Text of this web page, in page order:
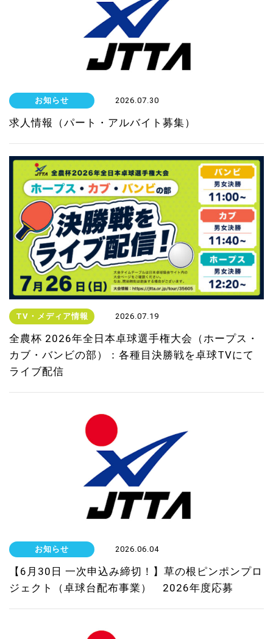
お知らせ 2026.07.30
求人情報（パート・アルバイト募集）
TV・メディア情報 2026.07.19
全農杯 2026年全日本卓球選手権大会（ホープス・
カブ・バンビの部）：各種目決勝戦を卓球TVにて
ライブ配信
お知らせ 2026.06.04
【6月30日 一次申込み締切！】草の根ピンポンプロ
ジェクト（卓球台配布事業） 2026年度応募